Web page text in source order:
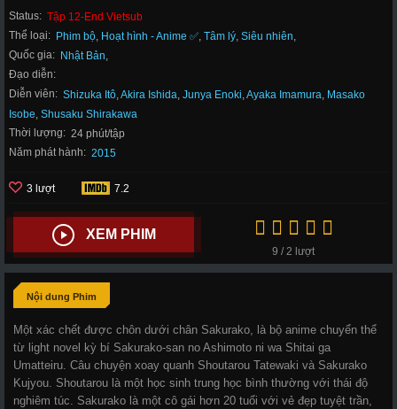
Status: Tập 12-End Vietsub
Thể loại: Phim bộ, Hoạt hình - Anime ✅, Tâm lý, Siêu nhiên,
Quốc gia: Nhật Bản,
Đạo diễn:
Diễn viên: Shizuka Itô,Akira Ishida, Junya Enoki,Ayaka Imamura, Masako
Isobe, Shusaku Shirakawa
Thời lượng: 24 phút/tập
Năm phát hành: 2015
3 lượt 7.2
XEM PHIM
9 / 2 lượt
Nội dung Phim
Một xác chết được chôn dưới chân Sakurako, là bộ anime chuyển thể
từ light novel kỳ bí Sakurako-san no Ashimoto ni wa Shitai ga
Umatteiru. Câu chuyện xoay quanh Shoutarou Tatewaki và Sakurako
Kujyou. Shoutarou là một học sinh trung học bình thường với thái độ
nghiêm túc. Sakurako là một cô gái hơn 20 tuổi với vẻ đẹp tuyệt trần,